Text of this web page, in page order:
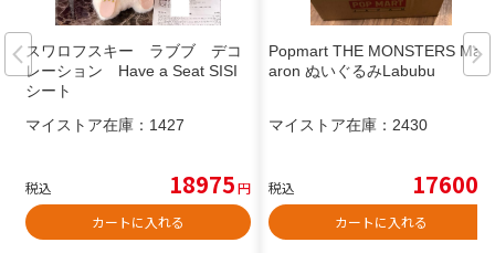
スワロフスキー ラブブ デコ
レーション Have a Seat SISI
シート
マイストア在庫： 1427
税込 18975円
カートに入れる
Popmart THE MONSTERS Mac
aron ぬいぐるみLabubu
マイストア在庫： 2430
税込 17600
カートに入れる